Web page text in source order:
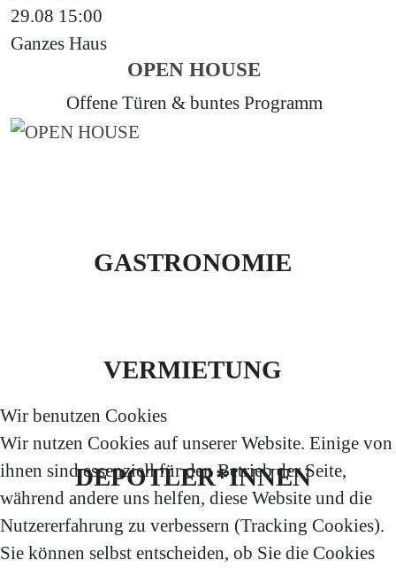
29.08 15:00
Ganzes Haus
OPEN HOUSE
Offene Türen & buntes Programm
GASTRONOMIE
VERMIETUNG
DEPOTLER*INNEN
Wir benutzen Cookies
Wir nutzen Cookies auf unserer Website. Einige von
ihnen sind essenziell für den Betrieb der Seite,
während andere uns helfen, diese Website und die
Nutzererfahrung zu verbessern (Tracking Cookies).
Sie können selbst entscheiden, ob Sie die Cookies